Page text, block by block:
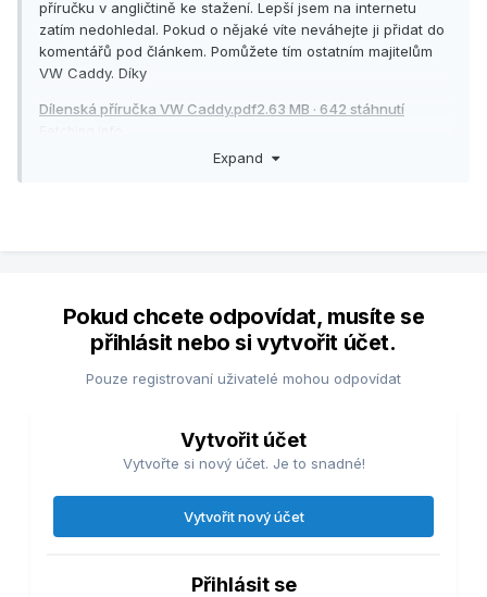
příručku v angličtině ke stažení. Lepší jsem na internetu
zatím nedohledal. Pokud o nějaké víte neváhejte ji přidat do
komentářů pod článkem. Pomůžete tím ostatním majitelům
VW Caddy. Díky
Dílenská příručka VW Caddy.pdf2.63 MB · 642 stáhnutí
Expand
Pokud chcete odpovídat, musíte se
přihlásit nebo si vytvořit účet.
Pouze registrovaní uživatelé mohou odpovídat
Vytvořit účet
Vytvořte si nový účet. Je to snadné!
Vytvořit nový účet
Přihlásit se